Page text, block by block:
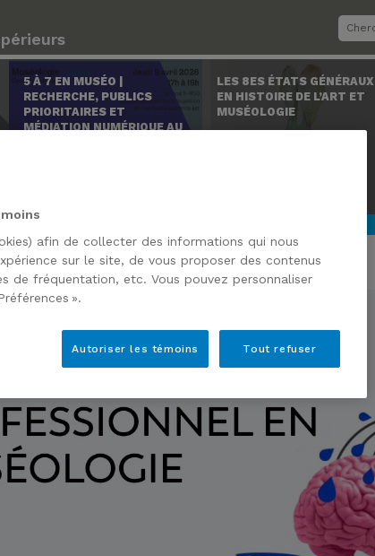
5 À 7 EN MUSÉO |
RECHERCHE, PUBLICS
PRIORITAIRES ET
MÉDIATION NUMÉRIQUE AU
LES 8ES ÉTATS GÉNÉRAUX
EN HISTOIRE DE L’ART ET
MUSÉOLOGIE
afin de collecter des informations qui nous
sur le site, de vous proposer des contenus
de fréquentation, etc. Vous pouvez personnaliser
».
Tout refuser
Autoriser les témoins